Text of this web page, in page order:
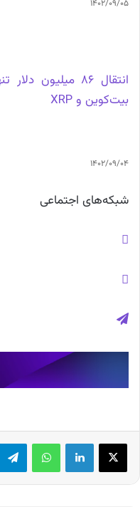
1402/09/05
بیت‌کوین و XRP
1402/09/04
شبکه‌های اجتماعی
X لینکدین واتس آپ